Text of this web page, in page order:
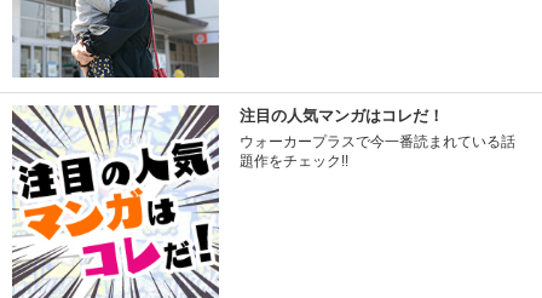
注目の人気マンガはコレだ！
ウォーカープラスで今一番読まれている話
題作をチェック!!